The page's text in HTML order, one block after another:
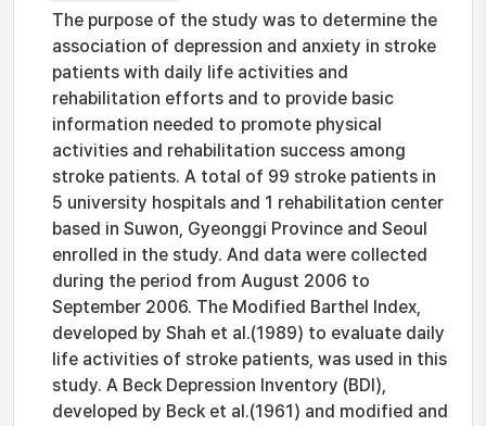
The purpose of the study was to determine the
association of depression and anxiety in stroke
patients with daily life activities and
rehabilitation efforts and to provide basic
information needed to promote physical
activities and rehabilitation success among
stroke patients. A total of 99 stroke patients in
5 university hospitals and 1 rehabilitation center
based in Suwon, Gyeonggi Province and Seoul
enrolled in the study. And data were collected
during the period from August 2006 to
September 2006. The Modified Barthel Index,
developed by Shah et al.(1989) to evaluate daily
life activities of stroke patients, was used in this
study. A Beck Depression Inventory (BDI),
developed by Beck et al.(1961) and modified and